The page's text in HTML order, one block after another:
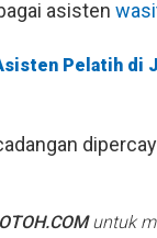
asisten
Pelatih di
untuk